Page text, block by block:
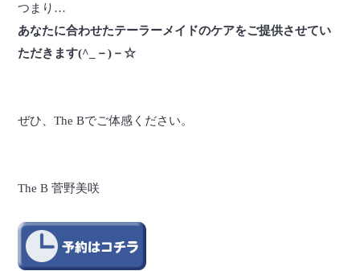
つまり…
あなたに合わせたテーラーメイドのケアをご提供させてい
ただきます(^_－)－☆
ぜひ、The Bでご体感ください。
The B 菅野美咲